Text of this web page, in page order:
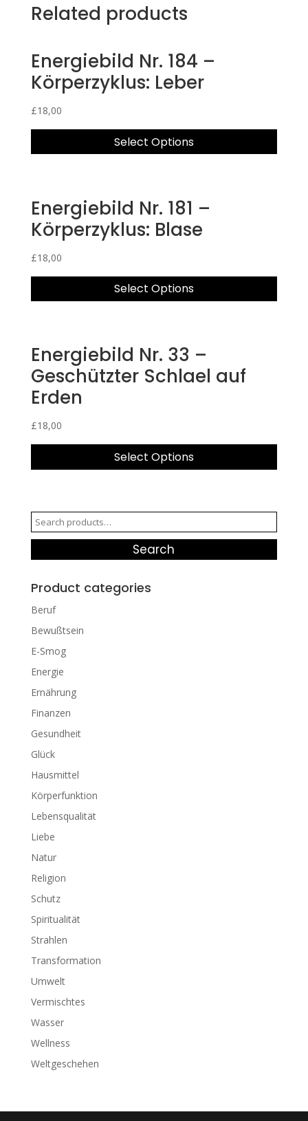
Related products
Energiebild Nr. 184 –
Körperzyklus: Leber
£18,00
Select Options
Energiebild Nr. 181 –
Körperzyklus: Blase
£18,00
Select Options
Energiebild Nr. 33 –
Geschützter Schlael auf
Erden
£18,00
Select Options
Search
for:
Search
Product categories
Beruf
Bewußtsein
E-Smog
Energie
Ernährung
Finanzen
Gesundheit
Glück
Hausmittel
Körperfunktion
Lebensqualität
Liebe
Natur
Religion
Schutz
Spiritualität
Strahlen
Transformation
Umwelt
Vermischtes
Wasser
Wellness
Weltgeschehen